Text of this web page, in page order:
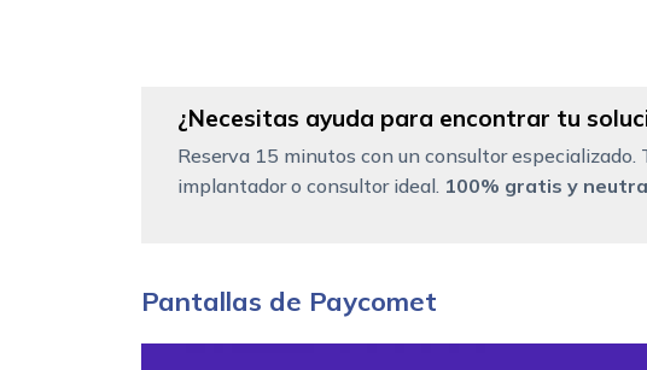
¿Necesitas ayuda para encontrar tu
Reserva 15 minutos con un consultor
implantador o consultor ideal. 100% gratis y
Pantallas de Paycomet